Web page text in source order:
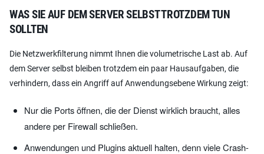
WAS SIE AUF DEM SERVER SELBST TROTZDEM TUN
SOLLTEN
Die Netzwerkfilterung nimmt Ihnen die volumetrische Last ab. Auf
dem Server selbst bleiben trotzdem ein paar Hausaufgaben, die
verhindern, dass ein Angriff auf Anwendungsebene Wirkung zeigt:
Nur die Ports öffnen, die der Dienst wirklich braucht, alles
andere per Firewall schließen.
Anwendungen und Plugins aktuell halten, denn viele Crash-